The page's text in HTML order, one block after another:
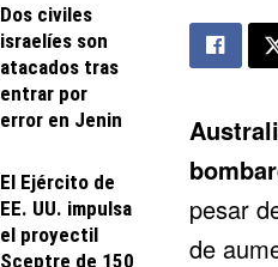
pesar
de
Dos civiles
israelíes son
atacados tras
entrar por
error en Jenin
El Ejército de
EE. UU. impulsa
el proyectil
Sceptre de 150